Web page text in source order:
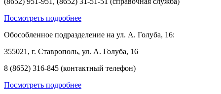
Посмотреть подробнее
Обособленное подразделение на ул. А. Голуба, 16:
355021, г. Ставрополь, ул. А. Голуба, 16
8 (8652) 316-845 (контактный телефон)
Посмотреть подробнее